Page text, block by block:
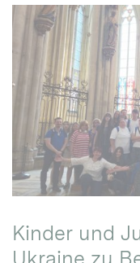
Kinder und